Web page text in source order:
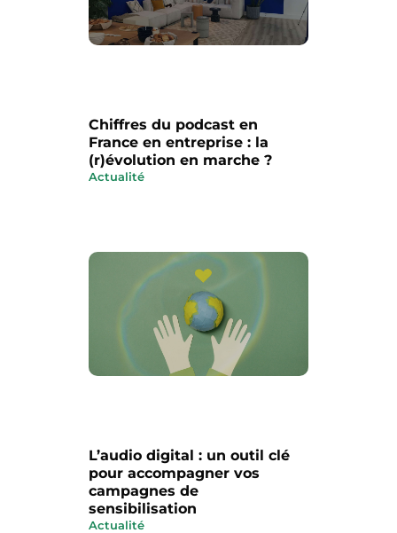
Chiffres du podcast en
France en entreprise : la
(r)évolution en marche ?
Actualité
L’audio digital : un outil clé
pour accompagner vos
campagnes de
sensibilisation
Actualité